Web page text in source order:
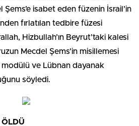
isabet eden füzenin İsrail’in
fırlatılan tedbire füzesi
Hizbullah’ın Beyrut’taki kalesi
Mecdel Şems’in misillemesi
modülü ve Lübnan dayanak
söyledi.
ÖLDÜ